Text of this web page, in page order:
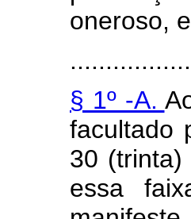
oneroso,
§ 1º -A.
facultado
30
essa